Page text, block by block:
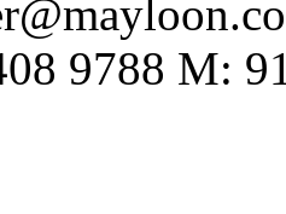
9788 M: